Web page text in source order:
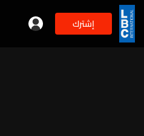
إشترك